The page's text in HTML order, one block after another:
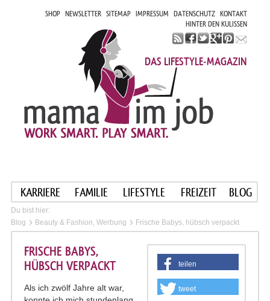
SHOP NEWSLETTER SITEMAP IMPRESSUM DATENSCHUTZ KONTAKT
HINTER DEN KULISSEN
DAS LIFESTYLE-MAGAZIN
KARRIERE FAMILIE LIFESTYLE FREIZEIT BLOG
Du bist hier:
Blog
Beauty & Fashion, Werbung Frische Babys, hübsch verpackt
teilen
tweet
FRISCHE BABYS,
HÜBSCH VERPACKT
Als ich zwölf Jahre alt war,